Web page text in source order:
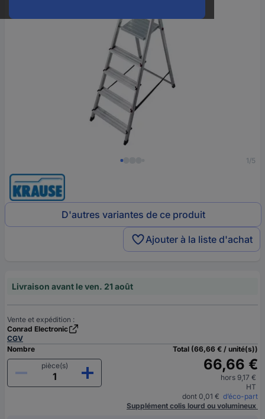
1/5
D'autres variantes de ce produit
Ajouter à la liste d'achat
Livraison avant le ven. 21 août
Vente et expédition :
Conrad Electronic
CGV
Nombre
pièce(s)
Total (66,66 € / unité(s))
66,66 €
hors 9,17 €
HT
dont 0,01 € d’éco-part
Supplément colis lourd ou volumineux